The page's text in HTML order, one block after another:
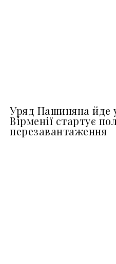
Уряд Пашиняна йде
Вірменії стартує
перезавантаження